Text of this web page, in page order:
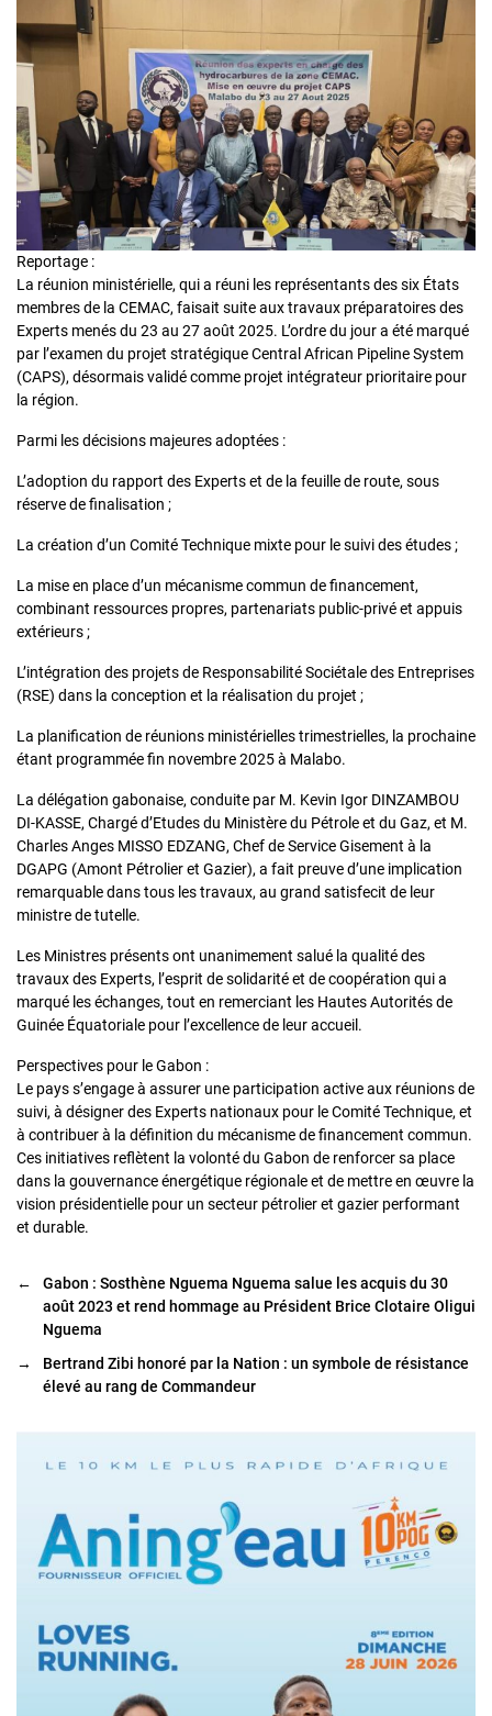
Reportage :
La réunion ministérielle, qui a réuni les représentants des six États
membres de la CEMAC, faisait suite aux travaux préparatoires des
Experts menés du 23 au 27 août 2025. L’ordre du jour a été marqué
par l’examen du projet stratégique Central African Pipeline System
(CAPS), désormais validé comme projet intégrateur prioritaire pour
la région.
Parmi les décisions majeures adoptées :
L’adoption du rapport des Experts et de la feuille de route, sous
réserve de finalisation ;
La création d’un Comité Technique mixte pour le suivi des études ;
La mise en place d’un mécanisme commun de financement,
combinant ressources propres, partenariats public-privé et appuis
extérieurs ;
L’intégration des projets de Responsabilité Sociétale des Entreprises
(RSE) dans la conception et la réalisation du projet ;
La planification de réunions ministérielles trimestrielles, la prochaine
étant programmée fin novembre 2025 à Malabo.
La délégation gabonaise, conduite par M. Kevin Igor DINZAMBOU
DI-KASSE, Chargé d’Etudes du Ministère du Pétrole et du Gaz, et M.
Charles Anges MISSO EDZANG, Chef de Service Gisement à la
DGAPG (Amont Pétrolier et Gazier), a fait preuve d’une implication
remarquable dans tous les travaux, au grand satisfecit de leur
ministre de tutelle.
Les Ministres présents ont unanimement salué la qualité des
travaux des Experts, l’esprit de solidarité et de coopération qui a
marqué les échanges, tout en remerciant les Hautes Autorités de
Guinée Équatoriale pour l’excellence de leur accueil.
Perspectives pour le Gabon :
Le pays s’engage à assurer une participation active aux réunions de
suivi, à désigner des Experts nationaux pour le Comité Technique, et
à contribuer à la définition du mécanisme de financement commun.
Ces initiatives reflètent la volonté du Gabon de renforcer sa place
dans la gouvernance énergétique régionale et de mettre en œuvre la
vision présidentielle pour un secteur pétrolier et gazier performant
et durable.
←
Gabon : Sosthène Nguema Nguema salue les acquis du 30
août 2023 et rend hommage au Président Brice Clotaire Oligui
Nguema
→
Bertrand Zibi honoré par la Nation : un symbole de résistance
élevé au rang de Commandeur